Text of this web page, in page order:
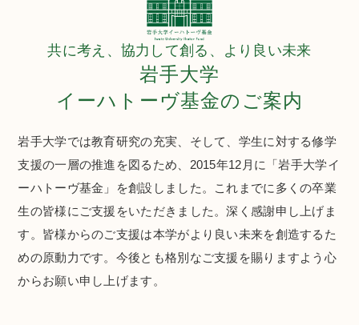
共に考え、協力して創る、より良い未来
岩手大学
イーハトーヴ基金のご案内
岩手大学では教育研究の充実、そして、学生に対する修学
支援の一層の推進を図るため、2015年12月に「岩手大学イ
ーハトーヴ基金」を創設しました。これまでに多くの卒業
生の皆様にご支援をいただきました。深く感謝申し上げま
す。皆様からのご支援は本学がより良い未来を創造するた
めの原動力です。今後とも格別なご支援を賜りますよう心
からお願い申し上げます。